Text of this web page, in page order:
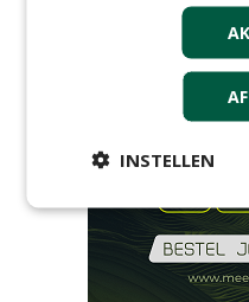
INSTELLEN